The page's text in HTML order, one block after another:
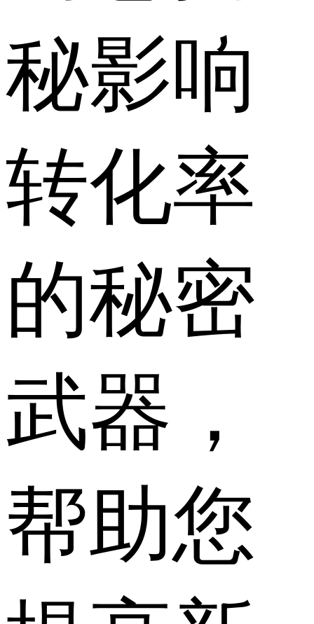
秘影响
转化率
的秘密
武器，
帮助您